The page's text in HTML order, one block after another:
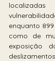
enquanto
como de
exposição